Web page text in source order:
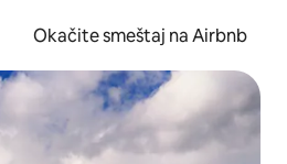
Okačite smeštaj na Airbnb